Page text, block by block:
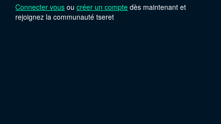
Connecter vous oucréer un compte dès maintenant et
rejoignez la communauté tseret